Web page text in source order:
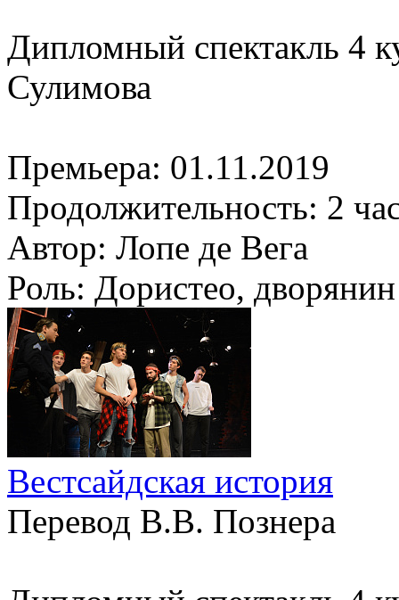
Дипломный спектакль 4
Сулимова
Премьера: 01.11.2019
Продолжительность: 2
Автор: Лопе де Вега
Роль: Дористео, дворянин
Вестсайдская история
Перевод В.В. Познера